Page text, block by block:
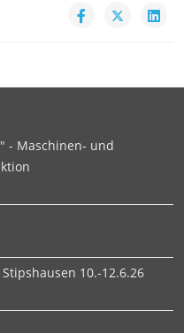
- Maschinen- und
10.-12.6.26